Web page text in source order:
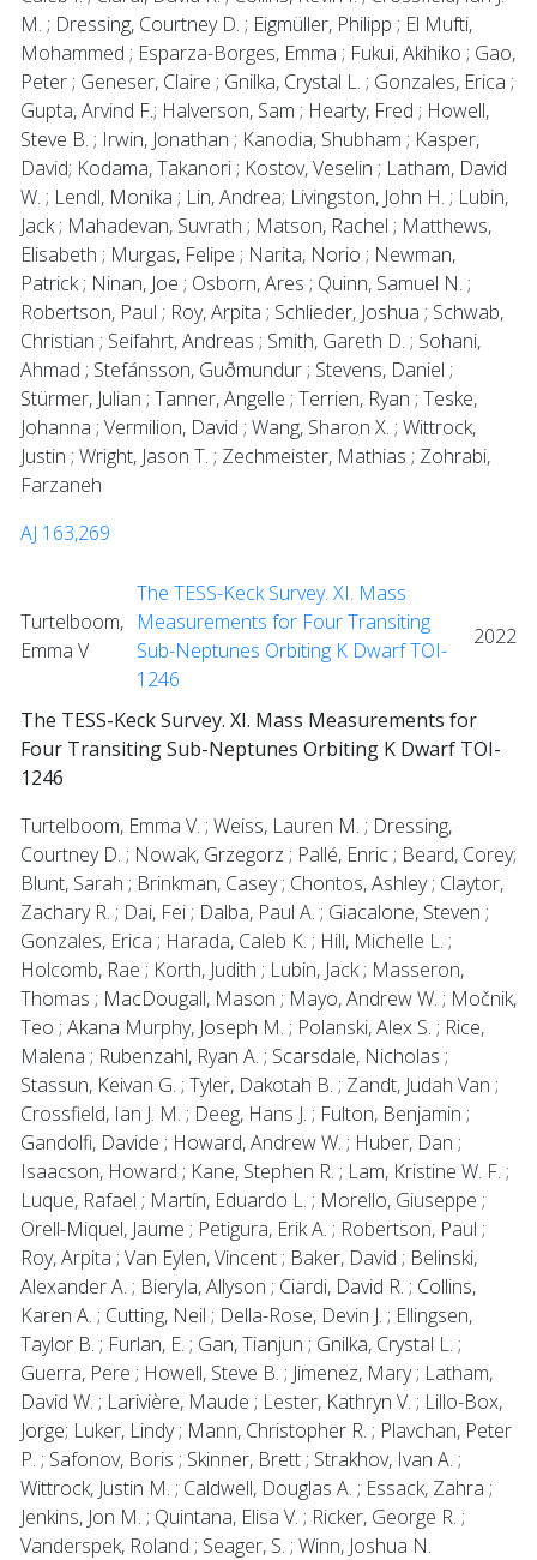
M. ; Dressing, Courtney D. ; Eigmüller, Philipp ; El Mufti,
Mohammed ; Esparza-Borges, Emma ; Fukui, Akihiko ; Gao,
Peter ; Geneser, Claire ; Gnilka, Crystal L. ; Gonzales, Erica ;
Gupta, Arvind F.; Halverson, Sam ; Hearty, Fred ; Howell,
Steve B. ; Irwin, Jonathan ; Kanodia, Shubham ; Kasper,
David; Kodama, Takanori ; Kostov, Veselin ; Latham, David
W. ; Lendl, Monika ; Lin, Andrea; Livingston, John H. ; Lubin,
Jack ; Mahadevan, Suvrath ; Matson, Rachel ; Matthews,
Elisabeth ; Murgas, Felipe ; Narita, Norio ; Newman,
Patrick ; Ninan, Joe ; Osborn, Ares ; Quinn, Samuel N. ;
Robertson, Paul ; Roy, Arpita ; Schlieder, Joshua ; Schwab,
Christian ; Seifahrt, Andreas ; Smith, Gareth D. ; Sohani,
Ahmad ; Stefánsson, Guðmundur ; Stevens, Daniel ;
Stürmer, Julian ; Tanner, Angelle ; Terrien, Ryan ; Teske,
Johanna ; Vermilion, David ; Wang, Sharon X. ; Wittrock,
Justin ; Wright, Jason T. ; Zechmeister, Mathias ; Zohrabi,
Farzaneh
AJ 163,269
Turtelboom,
Emma V
The TESS-Keck Survey. XI. Mass
Measurements for Four Transiting
Sub-Neptunes Orbiting K Dwarf TOI-
1246
2022
The TESS-Keck Survey. XI. Mass Measurements for
Four Transiting Sub-Neptunes Orbiting K Dwarf TOI-
1246
Turtelboom, Emma V. ; Weiss, Lauren M. ; Dressing,
Courtney D. ; Nowak, Grzegorz ; Pallé, Enric ; Beard, Corey;
Blunt, Sarah ; Brinkman, Casey ; Chontos, Ashley ; Claytor,
Zachary R. ; Dai, Fei ; Dalba, Paul A. ; Giacalone, Steven ;
Gonzales, Erica ; Harada, Caleb K. ; Hill, Michelle L. ;
Holcomb, Rae ; Korth, Judith ; Lubin, Jack ; Masseron,
Thomas ; MacDougall, Mason ; Mayo, Andrew W. ; Močnik,
Teo ; Akana Murphy, Joseph M. ; Polanski, Alex S. ; Rice,
Malena ; Rubenzahl, Ryan A. ; Scarsdale, Nicholas ;
Stassun, Keivan G. ; Tyler, Dakotah B. ; Zandt, Judah Van ;
Crossfield, Ian J. M. ; Deeg, Hans J. ; Fulton, Benjamin ;
Gandolfi, Davide ; Howard, Andrew W. ; Huber, Dan ;
Isaacson, Howard ; Kane, Stephen R. ; Lam, Kristine W. F. ;
Luque, Rafael ; Martín, Eduardo L. ; Morello, Giuseppe ;
Orell-Miquel, Jaume ; Petigura, Erik A. ; Robertson, Paul ;
Roy, Arpita ; Van Eylen, Vincent ; Baker, David ; Belinski,
Alexander A. ; Bieryla, Allyson ; Ciardi, David R. ; Collins,
Karen A. ; Cutting, Neil ; Della-Rose, Devin J. ; Ellingsen,
Taylor B. ; Furlan, E. ; Gan, Tianjun ; Gnilka, Crystal L. ;
Guerra, Pere ; Howell, Steve B. ; Jimenez, Mary ; Latham,
David W. ; Larivière, Maude ; Lester, Kathryn V. ; Lillo-Box,
Jorge; Luker, Lindy ; Mann, Christopher R. ; Plavchan, Peter
P. ; Safonov, Boris ; Skinner, Brett ; Strakhov, Ivan A. ;
Wittrock, Justin M. ; Caldwell, Douglas A. ; Essack, Zahra ;
Jenkins, Jon M. ; Quintana, Elisa V. ; Ricker, George R. ;
Vanderspek, Roland ; Seager, S. ; Winn, Joshua N.